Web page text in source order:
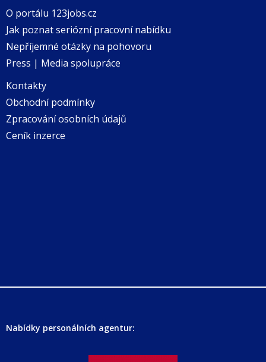
O portálu 123jobs.cz
Jak poznat seriózní pracovní nabídku
Nepříjemné otázky na pohovoru
Press | Media spolupráce
Kontakty
Obchodní podmínky
Zpracování osobních údajů
Ceník inzerce
Nabídky personálních agentur: